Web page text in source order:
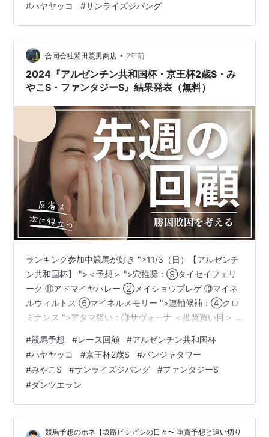
#ハヤヤッコ #サンライズジパング
合同会社鷲田鷲男商店 • 2年前
2024『アルゼンチン共和国杯・京王杯2歳S・み
やこS・ファンタジーS』結果発表（無料）
ランキング参加中競馬が好き ">11/3（日）【アルゼンチ
ン共和国杯】 ">＜予想＞ ">穴推奨：⑨タイセイフェリ
ーク ⑪アドマイヤハレー ②メイショウブレゲ ⑩マイネ
ルウィルトス ⑥マイネルメモリー ">連軸候補：④クロ
ミナンス ">アタマ狙い：⑬サヴォーナ ＜推奨買い目＞ 3
返り＞ 最初の1000mが《59.8秒》で次の1000mが
《59.3秒》と長距離戦にしては一度もペースが緩まず、
レースの上がりを《36.1秒》も要しました。差し馬の競
馬となりました。ハヤヤッコは道悪が残ってほしかった
のが本音ですが、展開が嵌って4コーナー15番手から豪快
に…
#競馬予想 #レース回顧 #アルゼンチン共和国杯
#ハヤヤッコ #京王杯2歳S #パンジャタワー
#みやこS #サンライズジパング #ファンタジーS
#ダンツエラン
競馬予想のホネ【坂路ビシビシの日々〜 重賞予想と追い切り